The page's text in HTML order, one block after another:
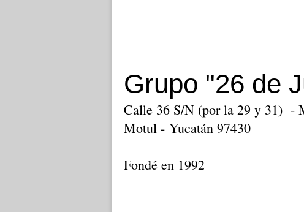
Grupo "26 de
Calle 36 S/N (por la 29 y 31) -
Motul - Yucatán 97430
Fondé en 1992